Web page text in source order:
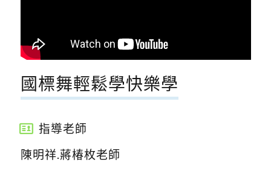
國標舞輕鬆學快樂學
指導老師
陳明祥.蔣椿枚老師